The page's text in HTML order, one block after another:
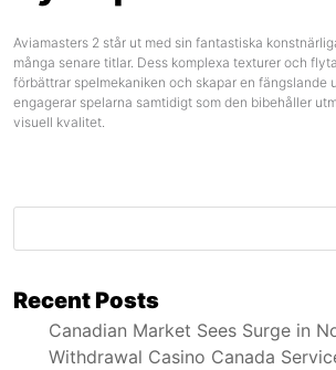
Aviamasters 2 står ut med sin fantastiska
många senare titlar. Dess komplexa texturer och
förbättrar spelmekaniken och skapar en fängslande
engagerar spelarna samtidigt som den bibehåller
visuell kvalitet.
Recent Posts
Canadian Market Sees Surge in
Withdrawal Casino Canada